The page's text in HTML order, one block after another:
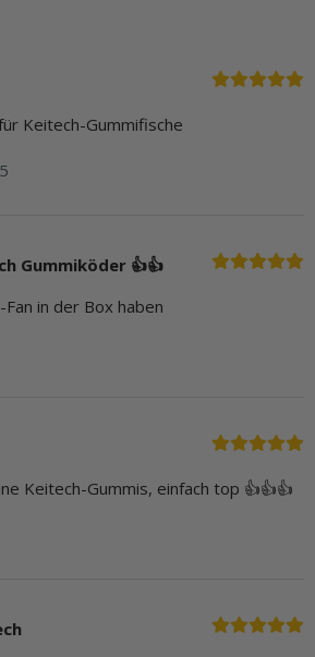
Keitech-Gummifische
Gummiköder 👍👍
in der Box haben
Keitech-Gummis, einfach top 👍👍👍